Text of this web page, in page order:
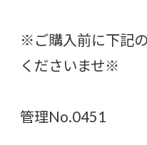
※ご購入前に下記
くださいませ※
管理No.0451